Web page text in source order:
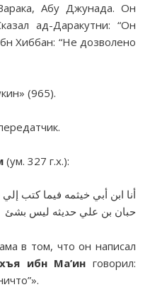
Абу Джунада. Он
ад-Даракутни: “Он
Хиббан: “Не дозволено
(965).
(ум. 327 г.х.):
أنا ابن أبي خيثمه فيما كتب
حبان بن علي حديثه ليس بشئ
в том, что он написал
ибн Ма’ин говорил: